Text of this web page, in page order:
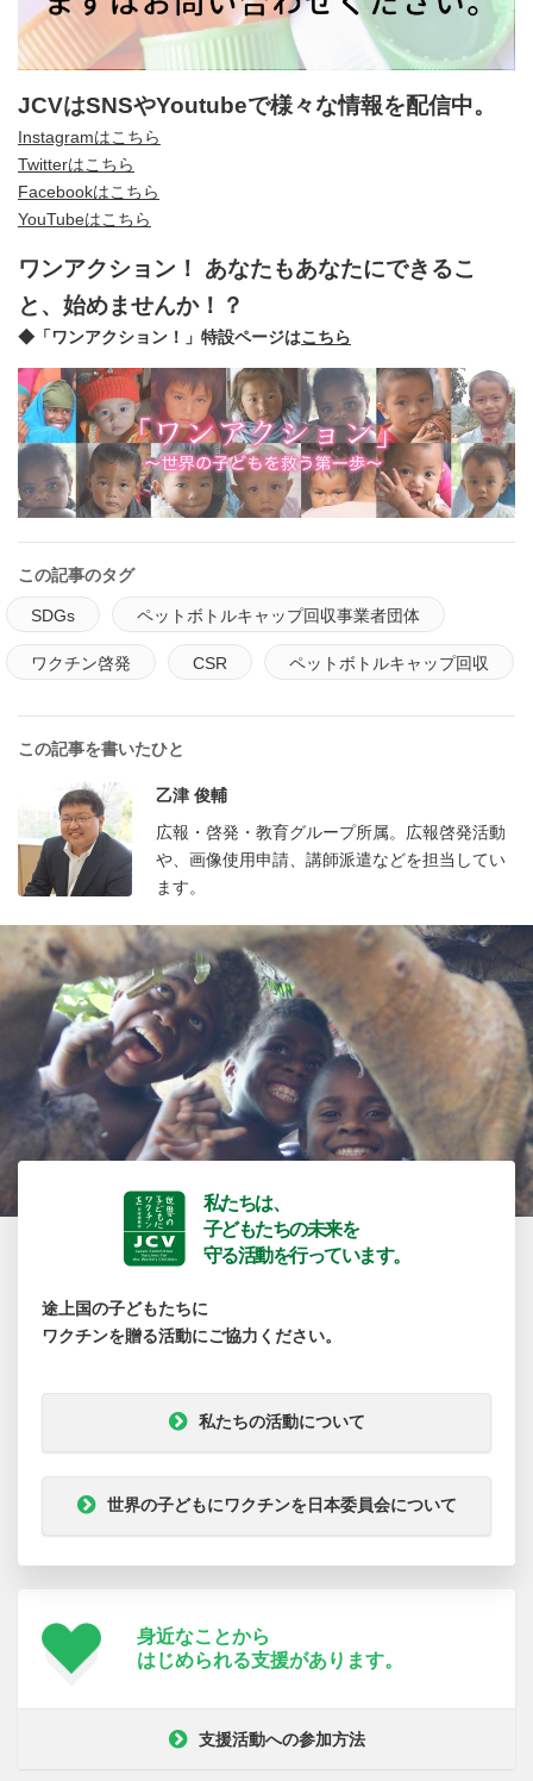
JCVはSNSやYoutubeで様々な情報を配信中。
Instagramはこちら
Twitterはこちら
Facebookはこちら
YouTubeはこちら
ワンアクション！ あなたもあなたにできるこ
と、始めませんか！？
◆「ワンアクション！」特設ページはこちら
この記事のタグ
SDGs ペットボトルキャップ回収事業者団体
ワクチン啓発 CSR ペットボトルキャップ回収
この記事を書いたひと
乙津 俊輔
広報・啓発・教育グループ所属。広報啓発活動
や、画像使用申請、講師派遣などを担当してい
ます。
私たちは、
子どもたちの未来を
守る活動を行っています。
途上国の子どもたちに
ワクチンを贈る活動にご協力ください。
私たちの活動について
世界の子どもにワクチンを日本委員会について
身近なことから
はじめられる支援があります。
支援活動への参加方法